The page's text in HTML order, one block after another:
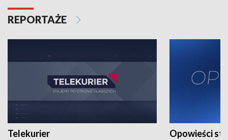
REPORTAŻE
Telekurier Opowieści